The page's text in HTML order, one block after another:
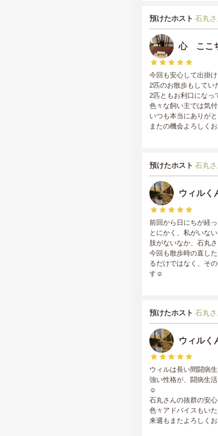
預けたホスト 石丸
心 ここ
今回も安心して出掛
2匹のお散歩もしてい
2匹ともお利口になっ
色々な飼い主では気
いつも本当にありが
またの機会よろしく
預けたホスト 石丸
ウィルく
前回から日にちが経
とにかく、私がいな
肢がないなか、石丸
今回も散歩時の直し
るだけではなく、そ
す☺️
預けたホスト 石丸
ウィルく
ウィルは長い間闘病
強い性格が、闘病生
☺️
石丸さんの抜群の安
色々アドバイスもい
来週もまたよろしく